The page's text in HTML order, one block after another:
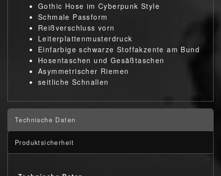
Gothic Hose im Cyberpunk Style
Schmale Passform
Reißverschluss vorn
Leiterplattenmusterdruck
Einfarbige schwarze Stoffakzente am Bund
Hosentaschen und Gesäßtaschen
Asymmetrischer Riemen
seitliche Schnallen
Technische Daten
Produktsicherheit